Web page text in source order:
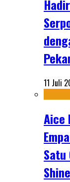
11 Juli
Aice